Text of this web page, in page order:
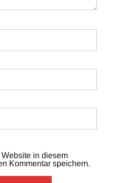
in diesem
Kommentar speichern.